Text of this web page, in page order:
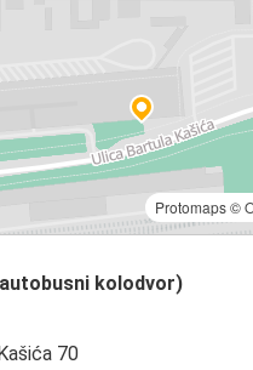
Protomaps©
kolodvor)
70